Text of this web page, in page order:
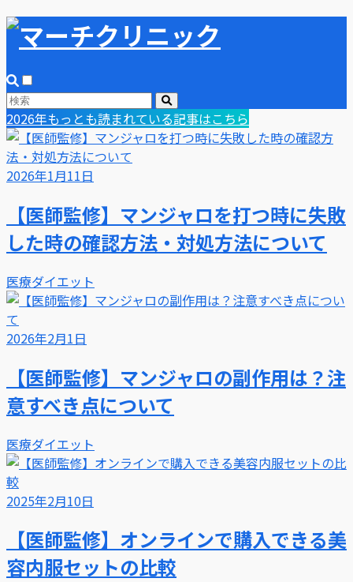
2026年もっとも読まれている記事はこちら
2026年1月11日
【医師監修】マンジャロを打つ時に失敗
した時の確認方法・対処方法について
医療ダイエット
2026年2月1日
【医師監修】マンジャロの副作用は？注
意すべき点について
医療ダイエット
2025年2月10日
【医師監修】オンラインで購入できる美
容内服セットの比較